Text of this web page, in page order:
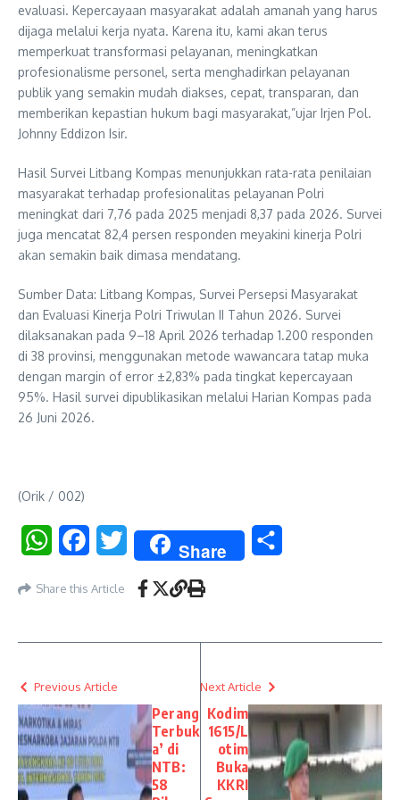
evaluasi. Kepercayaan masyarakat adalah amanah yang harus
dijaga melalui kerja nyata. Karena itu, kami akan terus
memperkuat transformasi pelayanan, meningkatkan
profesionalisme personel, serta menghadirkan pelayanan
publik yang semakin mudah diakses, cepat, transparan, dan
memberikan kepastian hukum bagi masyarakat,”ujar Irjen Pol.
Johnny Eddizon Isir.
Hasil Survei Litbang Kompas menunjukkan rata-rata penilaian
masyarakat terhadap profesionalitas pelayanan Polri
meningkat dari 7,76 pada 2025 menjadi 8,37 pada 2026. Survei
juga mencatat 82,4 persen responden meyakini kinerja Polri
akan semakin baik dimasa mendatang.
Sumber Data: Litbang Kompas, Survei Persepsi Masyarakat
dan Evaluasi Kinerja Polri Triwulan II Tahun 2026. Survei
dilaksanakan pada 9–18 April 2026 terhadap 1.200 responden
di 38 provinsi, menggunakan metode wawancara tatap muka
dengan margin of error ±2,83% pada tingkat kepercayaan
95%. Hasil survei dipublikasikan melalui Harian Kompas pada
26 Juni 2026.
(Orik / 002)
WhatsAppFacebookTwitter Share
Share this Article
Previous Article
Perang
Terbuk
a’ di
NTB:
58
Next Article
Kodim
1615/L
otim
Buka
KKRI